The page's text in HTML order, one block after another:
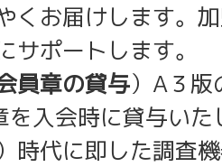
くお届けします。
サポートします。
員章の貸与）A３版
を入会時に貸与いた
時代に即した調査